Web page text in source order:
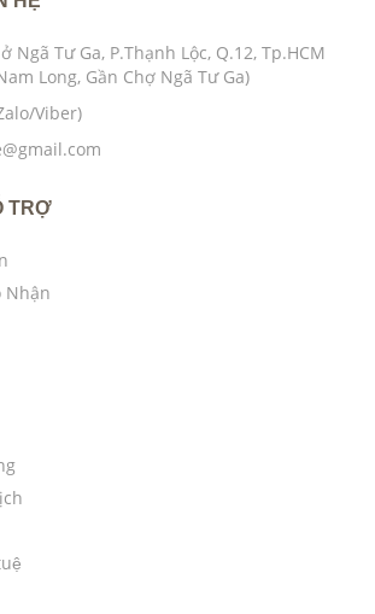
Ngã Tư Ga, P.Thạnh Lộc, Q.12, Tp.HCM
Long, Gần Chợ Ngã Tư Ga)
Viber)
TRỢ
Nhận